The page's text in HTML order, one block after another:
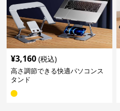
¥3,160 (税込)
高さ調節できる快適パソコンス
タンド